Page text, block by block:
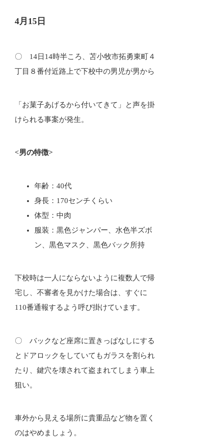
4月15日
〇 14日14時半ころ、苫小牧市拓勇東町４
丁目８番付近路上で下校中の男児が男から
「お菓子あげるから付いてきて」と声を掛
けられる事案が発生。
<男の特徴>
年齢：40代
身長：170センチくらい
体型：中肉
服装：黒色ジャンパー、水色半ズボ
ン、黒色マスク、黒色バック所持
下校時は一人にならないように複数人で帰
宅し、不審者を見かけた場合は、すぐに
110番通報するよう呼び掛けています。
〇 バックなど座席に置きっぱなしにする
とドアロックをしていてもガラスを割られ
たり、鍵穴を壊されて盗まれてしまう車上
狙い。
車外から見える場所に貴重品など物を置く
のはやめましょう。